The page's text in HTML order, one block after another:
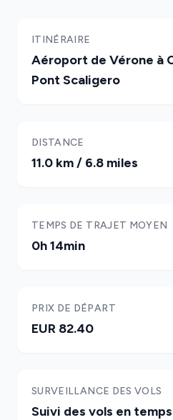
ITINÉRAIRE
Aéroport de Vérone à
Pont Scaligero
DISTANCE
11.0 km / 6.8 miles
TEMPS DE TRAJET MOYEN
0h 14min
PRIX DE DÉPART
EUR 82.40
SURVEILLANCE DES VOLS
Suivi des vols en